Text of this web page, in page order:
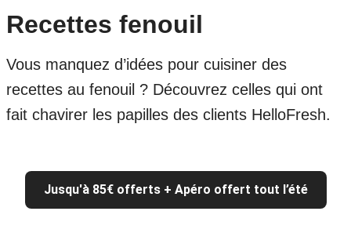
Recettes fenouil
Vous manquez d’idées pour cuisiner des
recettes au fenouil ? Découvrez celles qui ont
fait chavirer les papilles des clients HelloFresh.
Jusqu'à 85€ offerts + Apéro offert tout l’été